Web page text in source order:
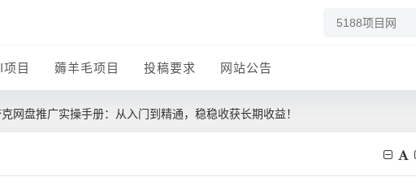
项目 薅羊毛项目 投稿要求 网站公告
克网盘推广实操手册：从入门到精通，稳稳收获长期收益！